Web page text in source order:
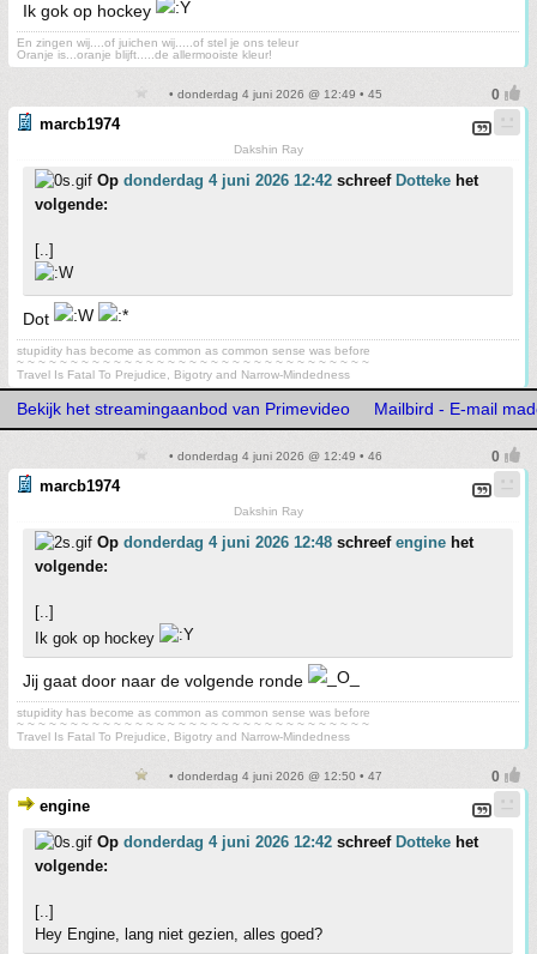
Ik gok op hockey
En zingen wij....of juichen wij.....of stel je ons teleur
Oranje is...oranje blijft.....de allermooiste kleur!
• donderdag 4 juni 2026 @ 12:49 • 45
marcb1974
Dakshin Ray
Op donderdag 4 juni 2026 12:42 schreef Dotteke het
volgende:
[..]
Dot
stupidity has become as common as common sense was before
~ ~ ~ ~ ~ ~ ~ ~ ~ ~ ~ ~ ~ ~ ~ ~ ~ ~ ~ ~ ~ ~ ~ ~ ~ ~ ~ ~ ~ ~ ~ ~ ~
Travel Is Fatal To Prejudice, Bigotry and Narrow-Mindedness
Bekijk het streamingaanbod van Primevideo Mailbird - E-mail
• donderdag 4 juni 2026 @ 12:49 • 46
marcb1974
Dakshin Ray
Op donderdag 4 juni 2026 12:48 schreef engine het
volgende:
[..]
Ik gok op hockey
Jij gaat door naar de volgende ronde
stupidity has become as common as common sense was before
~ ~ ~ ~ ~ ~ ~ ~ ~ ~ ~ ~ ~ ~ ~ ~ ~ ~ ~ ~ ~ ~ ~ ~ ~ ~ ~ ~ ~ ~ ~ ~ ~
Travel Is Fatal To Prejudice, Bigotry and Narrow-Mindedness
• donderdag 4 juni 2026 @ 12:50 • 47
engine
Op donderdag 4 juni 2026 12:42 schreef Dotteke het
volgende:
[..]
Hey Engine, lang niet gezien, alles goed?